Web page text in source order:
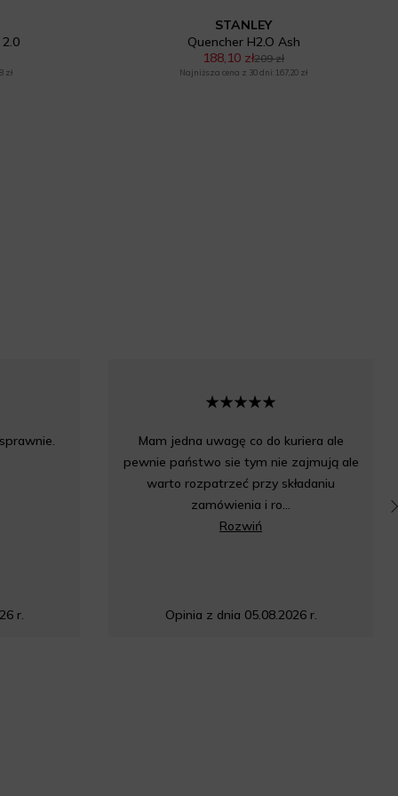
zł
STANLEY
Quencher H2.O Ash
188,10 zł209 zł
Najniższa cena z 30 dni: 167,20 zł
r.
Mam jedna uwagę co do kuriera ale
pewnie państwo sie tym nie zajmują ale
warto rozpatrzeć przy składaniu
zamówienia i ro...
Rozwiń
Opinia z dnia 05.08.2026 r.